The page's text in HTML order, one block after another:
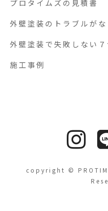
プロタイムズの見積書
外壁塗装のトラブルが
外壁塗装で失敗しない
施工事例
copyright ©